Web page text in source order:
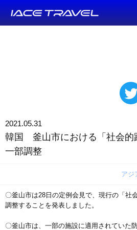
2021.05.31
韓国 釜山市における「社会的
一部調整
アジ
〇釜山市は28日の定例会見で、現行の「社
調整することを発表しました。
〇釜山市は、一部の施設に適用されていた